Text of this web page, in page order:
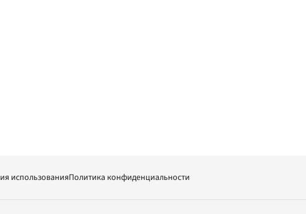
использованияПолитика конфиденциальности